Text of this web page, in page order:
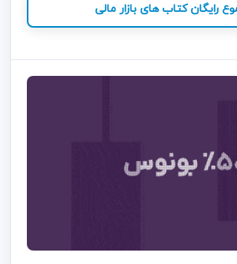
رایگان کتاب های بازار مالی